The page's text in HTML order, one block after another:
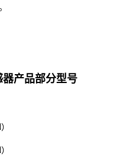
产品部分型号